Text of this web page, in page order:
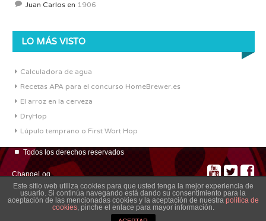
Juan Carlos en 1906
LO MÁS VISTO
Calculadora de agua
Recetas APA para el concurso HomeBrewer.es
El arroz en la cerveza
DryHop
Lúpulo temprano o First Wort Hop
Todos los derechos reservados
ChangeLog
Este sitio web utiliza cookies para que usted tenga la mejor experiencia de
usuario. Si continúa navegando está dando su consentimiento para la
aceptación de las mencionadas cookies y la aceptación de nuestra política de
cookies, pinche el enlace para mayor información.